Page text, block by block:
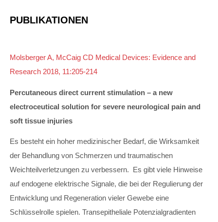
PUBLIKATIONEN
Molsberger A, McCaig CD Medical Devices: Evidence and
Research 2018, 11:205-214
Percutaneous direct current stimulation – a new
electroceutical solution for severe neurological pain and
soft tissue injuries
Es besteht ein hoher medizinischer Bedarf, die Wirksamkeit
der Behandlung von Schmerzen und traumatischen
Weichteilverletzungen zu verbessern. Es gibt viele Hinweise
auf endogene elektrische Signale, die bei der Regulierung der
Entwicklung und Regeneration vieler Gewebe eine
Schlüsselrolle spielen. Transepitheliale Potenzialgradienten